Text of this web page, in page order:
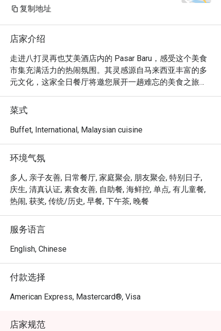
复制地址
店家介绍
走进八打灵再也艾美酒店内的 Pasar Baru，感受这个美食
市集充满活力的热闹氛围。其灵感源自马来西亚丰富的多
元文化，这家全日餐厅将邀您展开一趟难忘的美食之旅。
空气中弥漫着香料的芬芳与现场烹饪台的滋滋声响，主厨
们在此精心打造一场丰盛的自助飨宴。在 PJ 的中心地
带，您可以尽情探索道地的马来、中华与印度佳肴，以及
选择丰富的生猛海鲜、各国美馔和西式经典料理。
无论是快食晚餐，还是悠闲长聚，这里的独特魅力都将让
您回味无穷：
真正的魅力在于现场烹饪台，您可以亲眼看着主厨们大展
身手，从滋滋作响的沙爹到新鲜现烤的海鲜，将您的餐点
完美呈现。琳琅满目的选择本身就是一场感官盛宴，让您
是一种互动式的用餐体验，既捕捉了马来西亚市集的热闹
精髓，又兼具顶级酒店的精致服务。
对，这里都是您的绝佳选择。
菜式
Buffet, International, Malaysian cuisine
环境气氛
多人, 亲子友善, 日常餐厅, 家庭聚会, 朋友聚会, 特别日子,
庆生, 清真认证, 素食友善, 自助餐, 海鲜控, 单点, 有儿童餐,
热闹, 获奖, 传统/历史, 早餐, 下午茶, 晚餐
服务语言
English, Chinese
付款选择
American Express, Mastercard®, Visa
店家规范